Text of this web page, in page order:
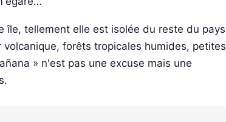
île, tellement elle est isolée du reste du pays
forêts tropicales humides, petites
» n'est pas une excuse mais une